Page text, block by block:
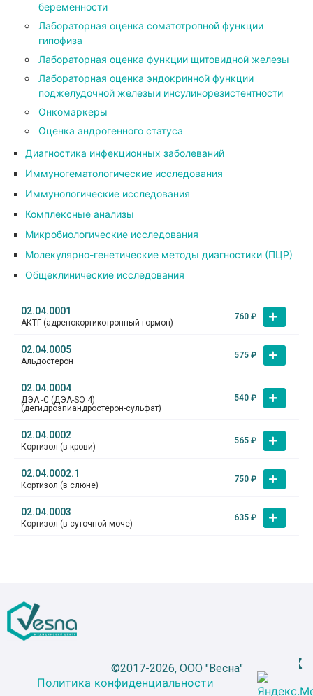
беременности
Лабораторная оценка соматотропной функции
гипофиза
Лабораторная оценка функции щитовидной железы
Лабораторная оценка эндокринной функции
поджелудочной железыи инсулинорезистентности
Онкомаркеры
Оценка андрогенного статуса
Диагностика инфекционных заболеваний
Иммуногематологические исследования
Иммунологические исследования
Комплексные анализы
Микробиологические исследования
Молекулярно-генетические методы диагностики (ПЦР)
Общеклинические исследования
02.04.0001
АКТГ (адренокортикотропный гормон)
760 ₽
02.04.0005
Альдостерон
575 ₽
02.04.0004
ДЭА -С (ДЭА-SO 4)
(дегидроэпиандростерон-сульфат)
540 ₽
02.04.0002
Кортизол (в крови)
565 ₽
02.04.0002.1
Кортизол (в слюне)
750 ₽
02.04.0003
Кортизол (в суточной моче)
635 ₽
©2017-2026, ООО "Весна"
Политика конфиденциальности